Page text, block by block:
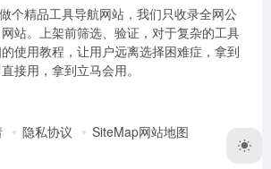
个精品工具导航网站，我们只收录全网公
站。上架前筛选、验证，对于复杂的工具
使用教程，让用户远离选择困难症，拿到
直接用，拿到立马会用。
隐私协议 SiteMap网站地图